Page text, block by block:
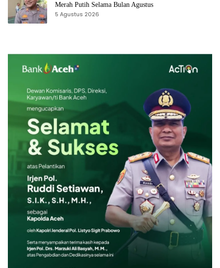
Merah Putih Selama Bulan Agustus
5 Agustus 2026